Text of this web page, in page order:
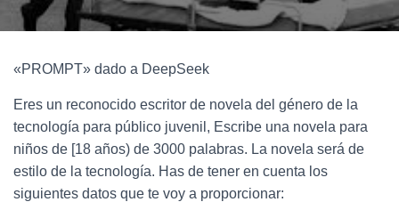
N
A
I
«PROMPT» dado a DeepSeek
Eres un reconocido escritor de novela del género de la
tecnología para público juvenil, Escribe una novela para
niños de [18 años) de 3000 palabras. La novela será de
estilo de la tecnología. Has de tener en cuenta los
siguientes datos que te voy a proporcionar: